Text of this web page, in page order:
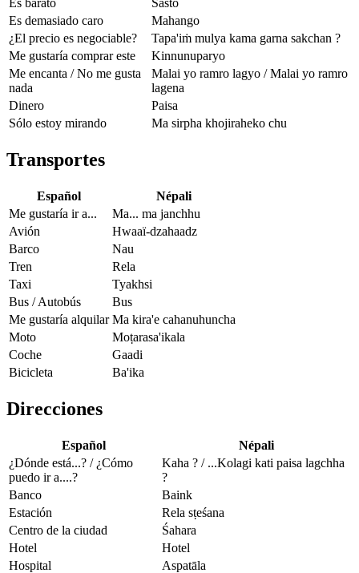
Es barato
Sasto
Es demasiado caro
Mahango
¿El precio es negociable?
Tapa'iṁ mulya kama garna sakchan ?
Me gustaría comprar este
Kinnunuparyo
Me encanta / No me gusta
nada
Malai yo ramro lagyo / Malai yo ramro
lagena
Dinero
Paisa
Sólo estoy mirando
Ma sirpha khojiraheko chu
Transportes
Español
Népali
Me gustaría ir a...
Ma... ma janchhu
Avión
Hwaaï-dzahaadz
Barco
Nau
Tren
Rela
Taxi
Tyakhsi
Bus / Autobús
Bus
Me gustaría alquilar Ma kira'e cahanuhuncha
Moto
Moṭarasa'ikala
Coche
Gaadi
Bicicleta
Ba'ika
Direcciones
Español
Népali
¿Dónde está...? / ¿Cómo
puedo ir a....?
Kaha ? / ...Kolagi kati paisa lagchha
?
Banco
Baink
Estación
Rela sṭeśana
Centro de la ciudad
Śahara
Hotel
Hotel
Hospital
Aspatāla